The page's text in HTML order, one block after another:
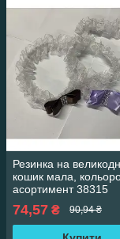
Резинка на
кошик мала,
асортимент 38315
74,57 ₴ 90,94 ₴